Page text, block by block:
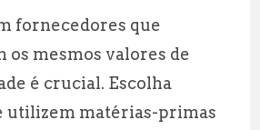
fornecedores que
os mesmos valores de
é crucial. Escolha
utilizem matérias-primas